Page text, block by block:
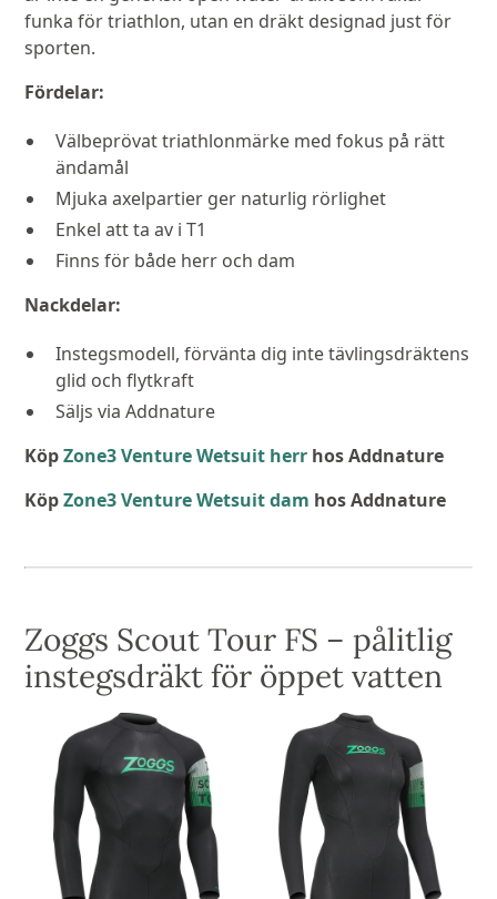
funka för triathlon, utan en dräkt designad just för
sporten.
Fördelar:
Välbeprövat triathlonmärke med fokus på rätt
ändamål
Mjuka axelpartier ger naturlig rörlighet
Enkel att ta av i T1
Finns för både herr och dam
Nackdelar:
Instegsmodell, förvänta dig inte tävlingsdräktens
glid och flytkraft
Säljs via Addnature
KöpZone3 Venture Wetsuit herr hos Addnature
KöpZone3 Venture Wetsuit dam hos Addnature
Zoggs Scout Tour FS – pålitlig
instegsdräkt för öppet vatten